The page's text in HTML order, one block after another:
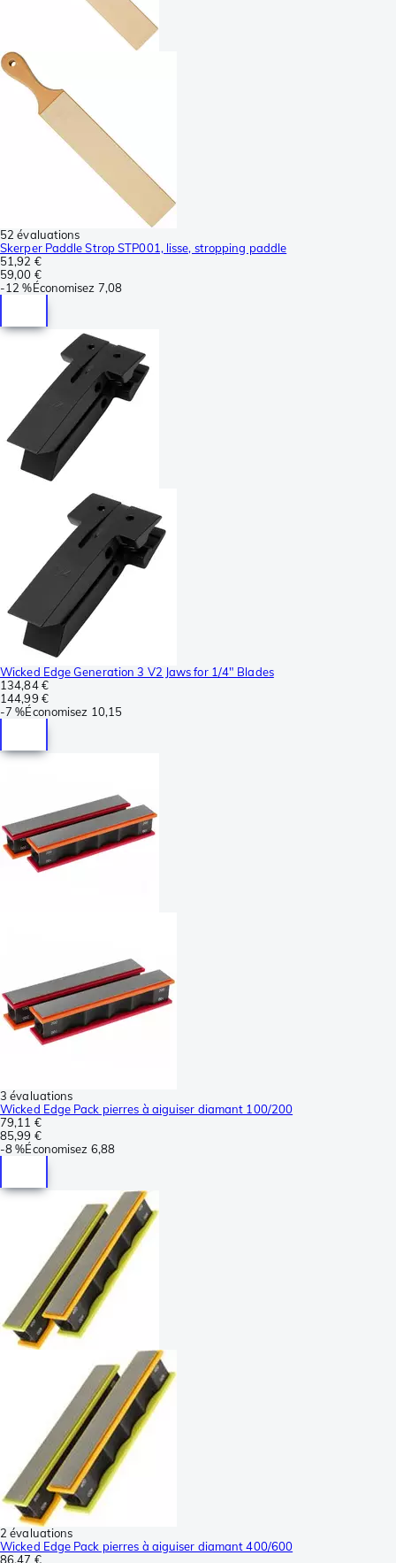
52 évaluations
Skerper Paddle Strop STP001, lisse, stropping paddle
51,92 €
59,00 €
-12 %Économisez 7,08
Wicked Edge Generation 3 V2 Jaws for 1/4" Blades
134,84 €
144,99 €
-7 %Économisez 10,15
3 évaluations
Wicked Edge Pack pierres à aiguiser diamant 100/200
79,11 €
85,99 €
-8 %Économisez 6,88
2 évaluations
Wicked Edge Pack pierres à aiguiser diamant 400/600
86,47 €